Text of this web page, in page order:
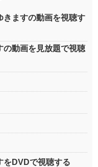
きますの動画を視聴す
の動画を見放題で視聴
をDVDで視聴する